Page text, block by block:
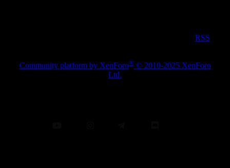
RSS
Community platform by XenForo® © 2010-2025 XenForo
Ltd.